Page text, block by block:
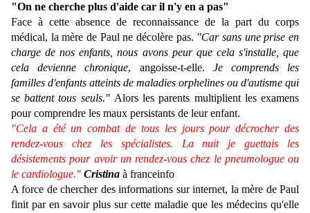
"On ne cherche plus d'aide car il n'y en a pas"
Face à cette absence de reconnaissance de la part du corps
médical, la mère de Paul ne décolère pas. "Car sans une prise en
charge de nos enfants, nous avons peur que cela s'installe, que
cela devienne chronique, angoisse-t-elle.
Je comprends les
familles d'enfants atteints de maladies orphelines ou d'autisme qui
se battent tous seuls." Alors les parents multiplient les examens
pour comprendre les maux persistants de leur enfant.
"Cela a été un combat de tous les jours pour décrocher des
rendez-vous chez les spécialistes. La nuit je guettais les
désistements pour avoir un rendez-vous chez le pneumologue ou
le cardiologue." Cristina à franceinfo
A force de chercher des informations sur internet, la mère de Paul
finit par en savoir plus sur cette maladie que les médecins qu'elle